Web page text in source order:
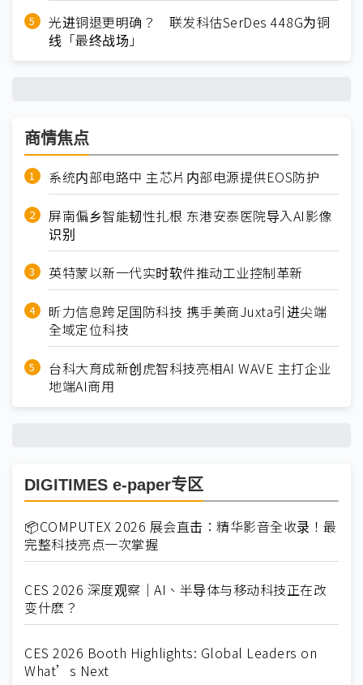
光进铜退更明确？ 联发科估SerDes 448G为铜
线「最终战场」
商情焦点
系统内部电路中 主芯片内部电源提供EOS防护
屏南偏乡智能韧性扎根 东港安泰医院导入AI影像
识别
英特蒙以新一代实时软件推动工业控制革新
昕力信息跨足国防科技 携手美商Juxta引进尖端
全域定位科技
台科大育成新创虎智科技亮相AI WAVE 主打企业
地端AI商用
DIGITIMES e-paper专区
📦COMPUTEX 2026 展会直击：精华影音全收录！最
完整科技亮点一次掌握
CES 2026 深度观察｜AI、半导体与移动科技正在改
变什麽？
CES 2026 Booth Highlights: Global Leaders on
What’s Next